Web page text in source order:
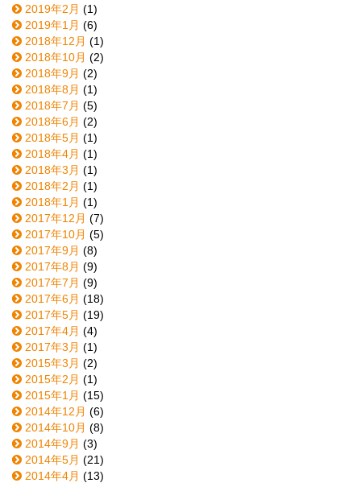
2019年2月 (1)
2019年1月 (6)
2018年12月 (1)
2018年10月 (2)
2018年9月 (2)
2018年8月 (1)
2018年7月 (5)
2018年6月 (2)
2018年5月 (1)
2018年4月 (1)
2018年3月 (1)
2018年2月 (1)
2018年1月 (1)
2017年12月 (7)
2017年10月 (5)
2017年9月 (8)
2017年8月 (9)
2017年7月 (9)
2017年6月 (18)
2017年5月 (19)
2017年4月 (4)
2017年3月 (1)
2015年3月 (2)
2015年2月 (1)
2015年1月 (15)
2014年12月 (6)
2014年10月 (8)
2014年9月 (3)
2014年5月 (21)
2014年4月 (13)